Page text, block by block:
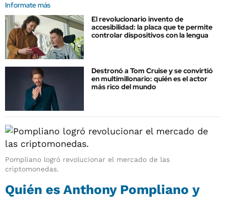
Informate más
El revolucionario invento de
accesibilidad: la placa que te permite
controlar dispositivos con la lengua
Destronó a Tom Cruise y se convirtió
en multimillonario: quién es el actor
más rico del mundo
Pompliano logró revolucionar el mercado de las
criptomonedas.
Quién es Anthony Pompliano y